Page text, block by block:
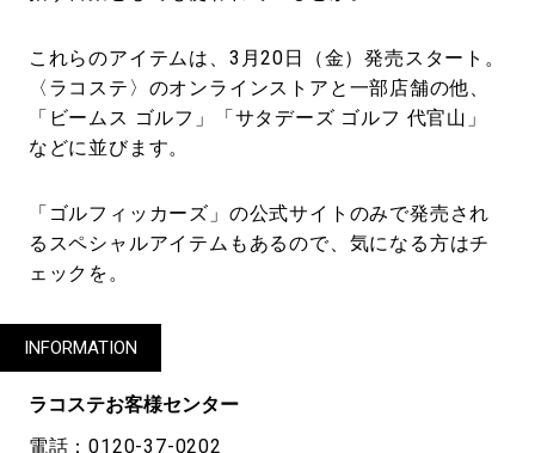
これらのアイテムは、3月20日（金）発売スタート。
〈ラコステ〉のオンラインストアと一部店舗の他、
「ビームス ゴルフ」「サタデーズ ゴルフ 代官山」
などに並びます。
「ゴルフィッカーズ」の公式サイトのみで発売され
るスペシャルアイテムもあるので、気になる方はチ
ェックを。
INFORMATION
ラコステお客様センター
電話：0120-37-0202